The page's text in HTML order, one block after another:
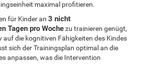
maximal profitieren.
für Kinder an3 nicht
Tagen pro Wochezu trainieren genügt,
auf die kognitiven Fähigkeiten des Kindes
sich der Trainingsplan optimal an die
anpassen, was die Intervention